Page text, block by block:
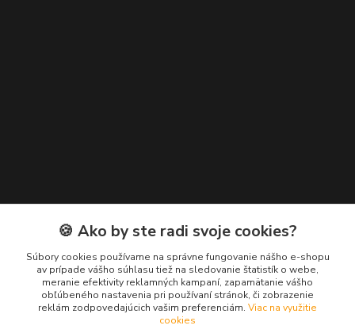
Kontakty
Zákaznícka podpora EuroNáradie
+421 911 629 846
(Po-Pia, 8-16 hod.)
info@euronaradie.sk
🍪 Ako by ste radi svoje cookies?
Súbory cookies používame na správne fungovanie nášho e-shopu
av prípade vášho súhlasu tiež na sledovanie štatistík o webe,
meranie efektivity reklamných kampaní, zapamätanie vášho
obľúbeného nastavenia pri používaní stránok, či zobrazenie
reklám zodpovedajúcich vašim preferenciám. Viac na využitie
cookies